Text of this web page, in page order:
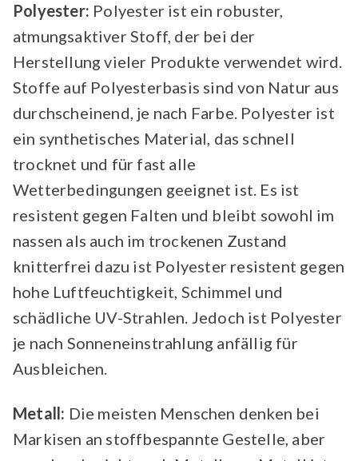
Polyester: Polyester ist ein robuster,
atmungsaktiver Stoff, der bei der
Herstellung vieler Produkte verwendet wird.
Stoffe auf Polyesterbasis sind von Natur aus
durchscheinend, je nach Farbe. Polyester ist
ein synthetisches Material, das schnell
trocknet und für fast alle
Wetterbedingungen geeignet ist. Es ist
resistent gegen Falten und bleibt sowohl im
nassen als auch im trockenen Zustand
knitterfrei dazu ist Polyester resistent gegen
hohe Luftfeuchtigkeit, Schimmel und
schädliche UV-Strahlen. Jedoch ist Polyester
je nach Sonneneinstrahlung anfällig für
Ausbleichen.
Metall: Die meisten Menschen denken bei
Markisen an stoffbespannte Gestelle, aber